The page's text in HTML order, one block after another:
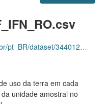
adeb132b-33ca-475d-b9c3-bf91859924e3/download/uso_da_terra_ro.csv
uso da terra em cada
unidade amostral no